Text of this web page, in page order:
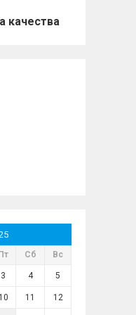
качества
Пт Сб Вс
3 4 5
10 11 12